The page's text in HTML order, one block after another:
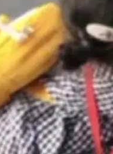
新范
产业落地
生产力
XAge
。对CI
从效率
对的新
两项：
PoC走
用...
Fedos
西不新
类型
不是类
式。 文
色主题
——bool
式、浅
的组
要知道
O
又一
都在
Twitte
Cloudfla
其他所
开源项